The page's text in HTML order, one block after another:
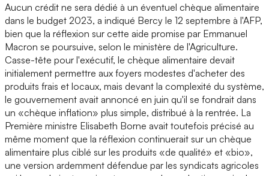
Aucun crédit ne sera dédié à un éventuel chèque alimentaire
dans le budget 2023, a indiqué Bercy le 12 septembre à l'AFP,
bien que la réflexion sur cette aide promise par Emmanuel
Macron se poursuive, selon le ministère de l'Agriculture.
Casse-tête pour l'exécutif, le chèque alimentaire devait
initialement permettre aux foyers modestes d'acheter des
produits frais et locaux, mais devant la complexité du système,
le gouvernement avait annoncé en juin qu'il se fondrait dans
un «chèque inflation» plus simple, distribué à la rentrée. La
Première ministre Elisabeth Borne avait toutefois précisé au
même moment que la réflexion continuerait sur un chèque
alimentaire plus ciblé sur les produits «de qualité» et «bio»,
une version ardemment défendue par les syndicats agricoles